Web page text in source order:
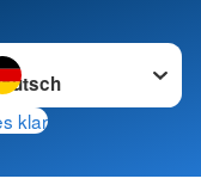
wechseln zu
klar